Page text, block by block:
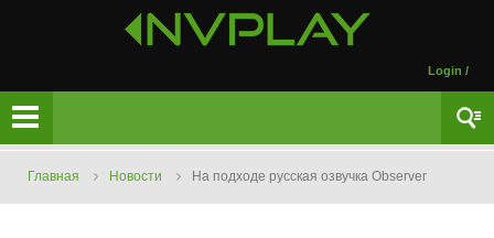
Login /
Главная Новости На подходе русская озвучка Observer